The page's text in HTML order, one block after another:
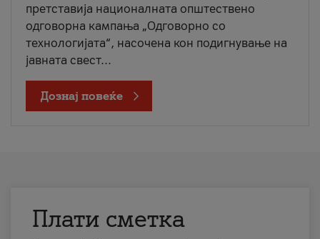
претставија националната општествено
одговорна кампања „Одговорно со
технологијата“, насочена кон подигнување на
јавната свест...
Дознај повеќе
Плати сметка